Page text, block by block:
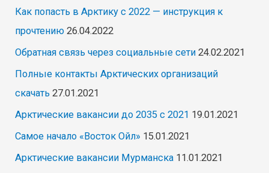
Как попасть в Арктику с 2022 — инструкция к
прочтению 26.04.2022
Обратная связь через социальные сети 24.02.2021
Полные контакты Арктических организаций
скачать 27.01.2021
Арктические вакансии до 2035 с 2021 19.01.2021
Самое начало «Восток Ойл» 15.01.2021
Арктические вакансии Мурманска 11.01.2021